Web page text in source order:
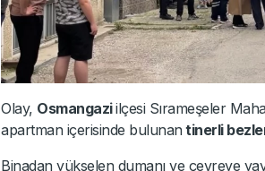
Olay, Osmangaziilçesi Sırameşeler
apartman içerisinde bulunan tinerli
Binadan yükselen dumanı ve çevreye